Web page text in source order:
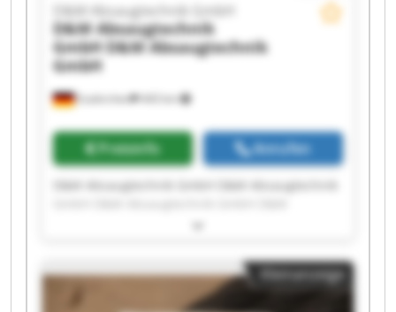
Euskirchen 443 km
D&M Absaugtechnik GmbH
D&M Absaugtechnik
GmbH D&M Absaugtechnik
GmbH
Preisinfo Anrufen
D&M Absaugtechnik GmbH D&M Absaugtechnik
Absaugtechnik GmbH D&M Absaugtechnik
Absaugtechnik GmbH D&M Absaugtechnik
GmbH D&M Absaugtechnik GmbH D&M
Absaugtechnik GmbH D&M Absaugtechnik
Kleinanzeige